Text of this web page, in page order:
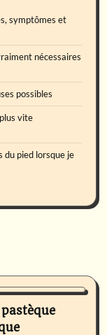
symptômes et
nécessaires
possibles
vite
du pied lorsque je